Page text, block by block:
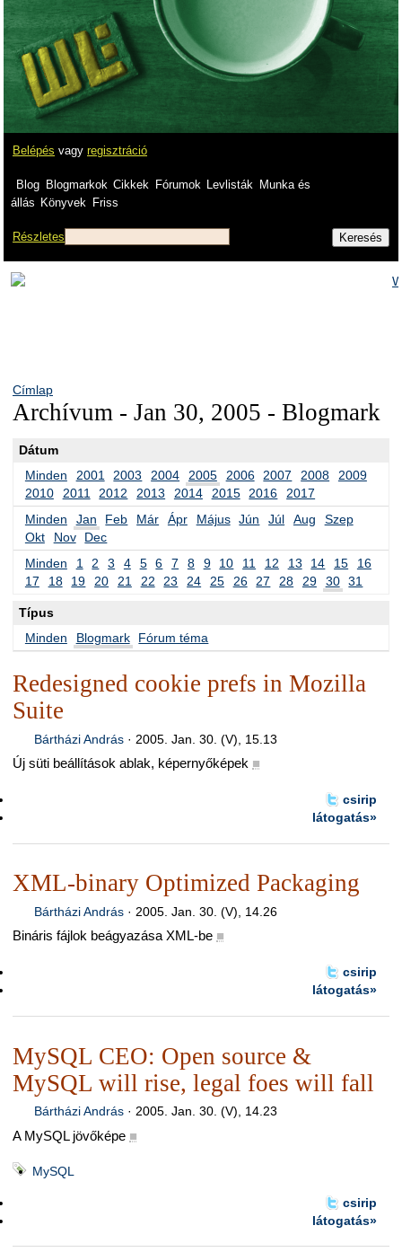
Belépés vagy regisztráció
Blog Blogmarkok Cikkek Fórumok Levlisták
Munka és
állás Könyvek Friss
Részletes
Címlap
Archívum - Jan 30, 2005 - Blogmark
Dátum
Minden
2001 2003 2004 2005 2006 2007 2008
2009
2010
2011 2012 2013 2014 2015 2016
2017
Minden
Jan Feb Már Ápr Május Jún Júl Aug
Szep
Okt
Nov
Dec
Minden
1 2 3 4 5 6 7 8 9 10 11 12 13 14 15
16
17
18 19 20 21 22 23 24 25 26 27 28 29 30 31
Típus
Minden
Blogmark Fórum téma
Redesigned cookie prefs in Mozilla
Suite
Bártházi András· 2005. Jan. 30. (V), 15.13
Új süti beállítások ablak, képernyőképek ■
csirip
látogatás»
XML-binary Optimized Packaging
Bártházi András· 2005. Jan. 30. (V), 14.26
Bináris fájlok beágyazása XML-be ■
csirip
látogatás»
MySQL CEO: Open source &
MySQL will rise, legal foes will fall
Bártházi András· 2005. Jan. 30. (V), 14.23
A MySQL jövőképe ■
MySQL
csirip
látogatás»